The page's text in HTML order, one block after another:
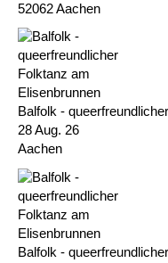
52062 Aachen
Balfolk -
28 Aug. 26
Aachen
Balfolk -